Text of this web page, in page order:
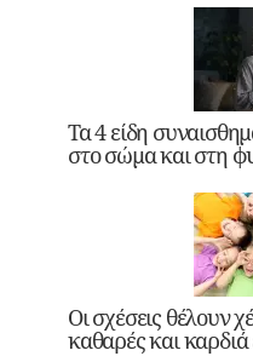
Τα 4 είδη
στο σώμα και στη
Οι σχέσεις θέλουν
καθαρές και καρδιά